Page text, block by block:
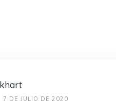
7 DE JULIO DE 2020